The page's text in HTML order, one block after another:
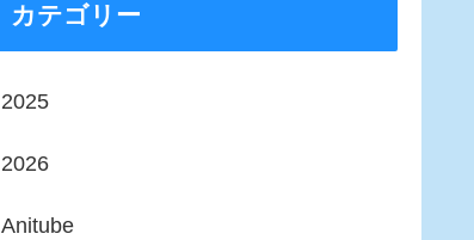
カテゴリー
2025
2026
Anitube